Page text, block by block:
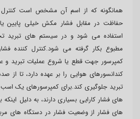
همانگونه که از اسم آن مشخص است
حفاظت در مقابل فشار مکش خیلی پایین
استفاده می شود و در سیستم های تبرید
مطبوع بکار گرفته می شود.کنترل کننده
کمپرسور جهت قطع یا شروع عملیات تبرید و
کندانسورهای هوایی را بر عهده دارد، تا از
تبرید جلوگیری کند.برای کمپرسورهای یک اسب
های فشار کارایی بسیاری دارند، به دلیل اینکه
های فشار از وضعیت فشار در دستگاه های